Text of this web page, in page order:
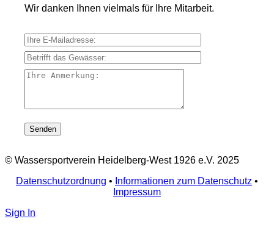
Wir danken Ihnen vielmals für Ihre Mitarbeit.
Ihre E-Mailadresse:
Betrifft das Gewässer:
Ihre Anmerkung:
© Wassersportverein Heidelberg-West 1926 e.V. 2025
Datenschutzordnung • Informationen zum Datenschutz •
Impressum
Sign In